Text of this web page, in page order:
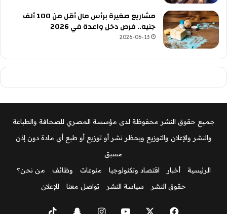
مشاريع صغيرة برأس مال أقل من 100 ألف
جنيه.. فرص دخل واعدة في 2026
2026-06-13
جميع حقوق النشر محفوظة لدى مؤسسة المصري للصحافة والطباعة
والنشر والإعلان والتوزيع ويحظر نشر أو توزيع أو طبع أي مادة دون إذن
مسبق
الرئيسية
أخبار اقتصاد وتكنولوجيا منوعات وظائف
من نحن؟
حقوق النشر
سياسة النشر تواصل معنا للإعلان
فيسبوك ‫YouTubeانستقرامسناب